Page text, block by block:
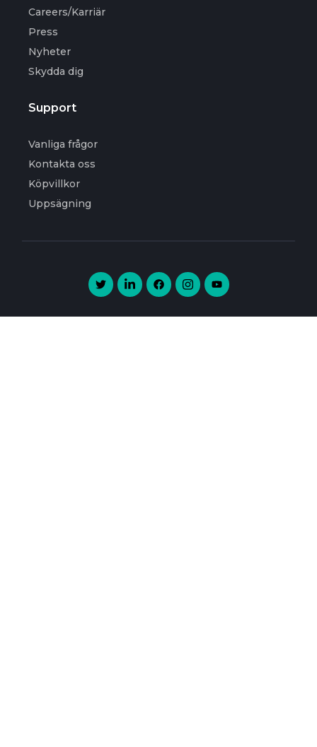
Careers/Karriär
Press
Nyheter
Skydda dig
Support
Vanliga frågor
Kontakta oss
Köpvillkor
Uppsägning